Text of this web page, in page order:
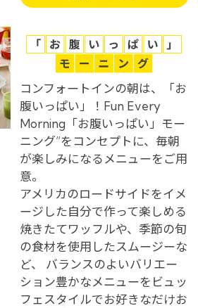
コンフォートインの朝は、「お
腹いっぱい」！Fun Every
Morning「お腹いっぱい」モー
ニング”をコンセプトに、毎朝
が楽しみになるメニューをご用
意。
アメリカのロードサイドをイメ
ージした自分で作って楽しめる
焼きたてワッフルや、季節の旬
の食材を使用したスムージーな
ど、 バランスのよいバリエー
ション豊かなメニューをビュッ
フェスタイルでお好きなだけお